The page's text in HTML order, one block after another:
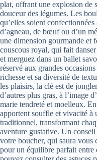
plat, offrant une explosion de
douceur des légumes. Les
qu’elles soient
d’agneau, de bœuf ou d’un
une dimension gourmande et
couscous royal, qui fait
et merguez dans un ballet
réservé aux grandes
richesse et sa diversité de
les plaisirs, la clé est de
d’autres plus gras, à l’image
marie tendreté et moelleux.
apportent souffle et vivacité à
traditionnel, transformant
aventure gustative. Un
votre boucher, qui saura vous
pour un équilibre parfait entre